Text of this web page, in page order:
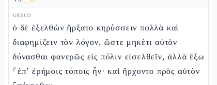
GRECO
ὁ δὲ ἐξελθὼν ἤρξατο κηρύσσειν πολλὰ καὶ
διαφημίζειν τὸν λόγον, ὥστε μηκέτι αὐτὸν
δύνασθαι φανερῶς εἰς πόλιν εἰσελθεῖν, ἀλλὰ ἔξω
⸀ἐπ’ ἐρήμοις τόποις ἦν· καὶ ἤρχοντο πρὸς αὐτὸν